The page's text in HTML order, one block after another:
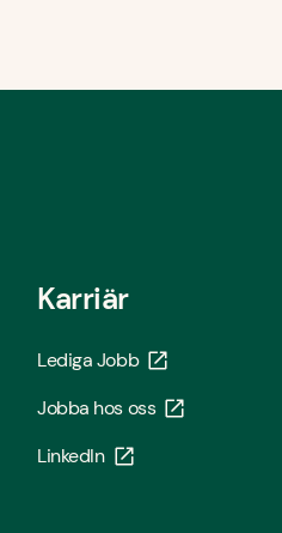
Karriär
Lediga Jobb
Jobba hos oss
LinkedIn